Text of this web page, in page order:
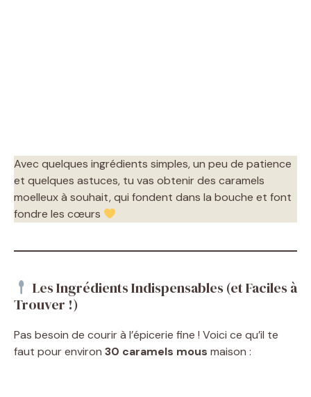
Avec quelques ingrédients simples, un peu de patience
et quelques astuces, tu vas obtenir des caramels
moelleux à souhait, qui fondent dans la bouche et font
fondre les cœurs
Les Ingrédients Indispensables (et Faciles à
Trouver !)
Pas besoin de courir à l’épicerie fine ! Voici ce qu’il te
faut pour environ 30 caramels mous maison :